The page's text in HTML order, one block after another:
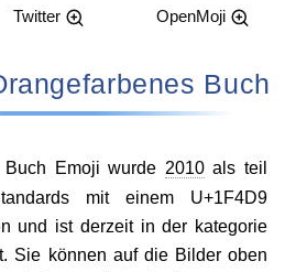
Twitter OpenMoji
Orangefarbenes Buch
Buch Emoji wurde 2010als teil
mit einem U+1F4D9
und ist derzeit in der kategorie
Sie können auf die Bilder oben